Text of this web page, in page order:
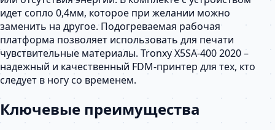
идет сопло 0,4мм, которое при желании можно
заменить на другое. Подогреваемая рабочая
платформа позволяет использовать для печати
чувствительные материалы. Tronxy X5SA-400 2020 –
надежный и качественный FDM-принтер для тех, кто
следует в ногу со временем.
Ключевые преимущества